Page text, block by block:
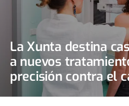
La Xunta destina
a nuevos
precisión contra el
mama y de ovario